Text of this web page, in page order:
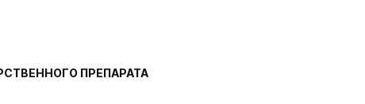
ПРЕПАРАТА